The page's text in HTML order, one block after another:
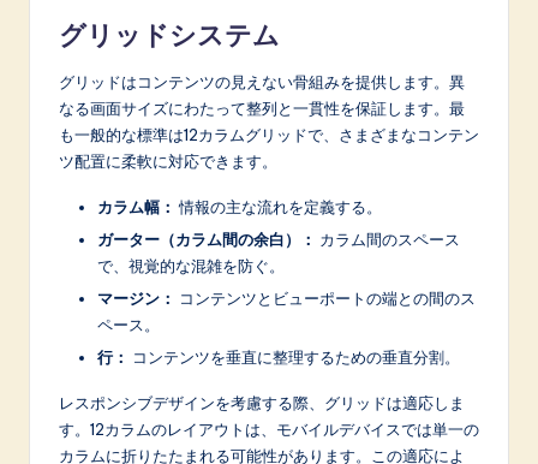
w
グリッドシステム
グリッドはコンテンツの見えない骨組みを提供します。異
なる画面サイズにわたって整列と一貫性を保証します。最
も一般的な標準は12カラムグリッドで、さまざまなコンテン
ツ配置に柔軟に対応できます。
カラム幅： 情報の主な流れを定義する。
ガーター（カラム間の余白）： カラム間のスペース
で、視覚的な混雑を防ぐ。
マージン：
コンテンツとビューポートの端との間のス
ペース。
行：
コンテンツを垂直に整理するための垂直分割。
レスポンシブデザインを考慮する際、グリッドは適応しま
す。12カラムのレイアウトは、モバイルデバイスでは単一の
カラムに折りたたまれる可能性があります。この適応によ